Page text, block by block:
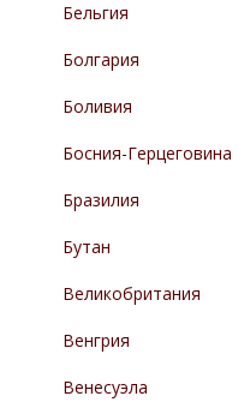
Бельгия
Болгария
Боливия
Босния-Герцеговина
Бразилия
Бутан
Великобритания
Венгрия
Венесуэла